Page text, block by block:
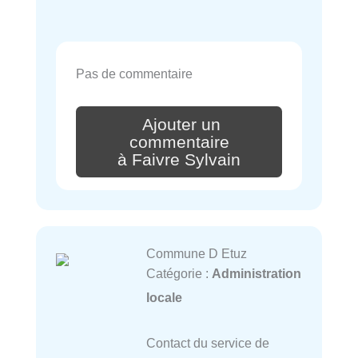
Pas de commentaire
Ajouter un
commentaire
à Faivre Sylvain
Commune D Etuz
Catégorie : Administration
locale
Contact du service de